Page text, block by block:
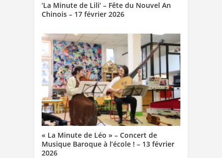
‘La Minute de Lili’ – Fête du Nouvel An
Chinois – 17 février 2026
« La Minute de Léo » – Concert de
Musique Baroque à l’école ! – 13 février
2026